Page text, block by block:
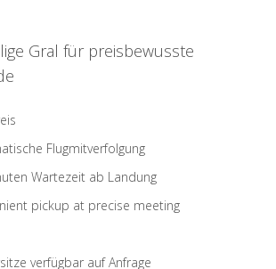
Gral für preisbewusste
Flugmitverfolgung
Wartezeit ab Landung
pickup at precise meeting
verfügbar auf Anfrage